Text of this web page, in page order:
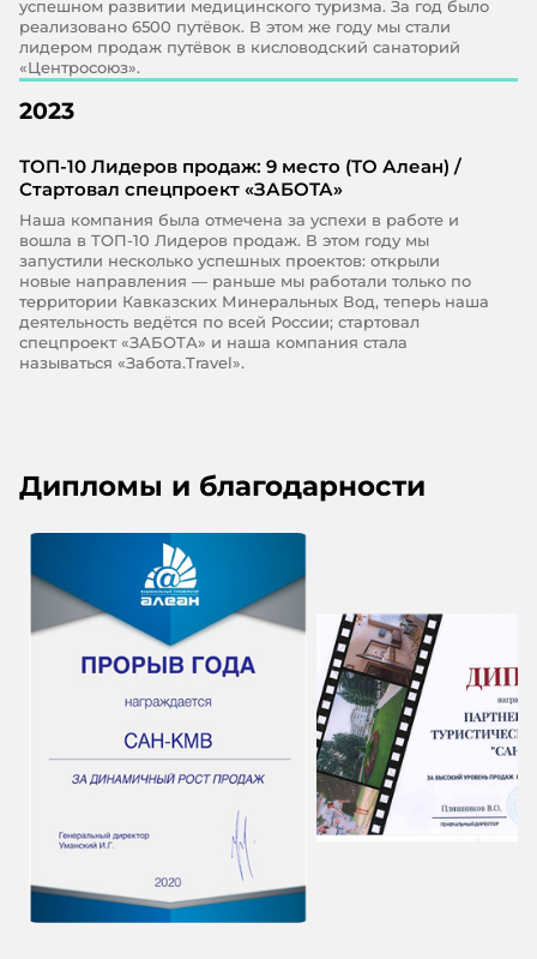
успешном развитии медицинского туризма. За год было
реализовано 6500 путёвок. В этом же году мы стали
лидером продаж путёвок в кисловодский санаторий
«Центросоюз».
2023
ТОП-10 Лидеров продаж: 9 место (ТО Алеан) /
Стартовал спецпроект «ЗАБОТА»
Наша компания была отмечена за успехи в работе и
вошла в ТОП-10 Лидеров продаж. В этом году мы
запустили несколько успешных проектов: открыли
новые направления — раньше мы работали только по
территории Кавказских Минеральных Вод, теперь наша
деятельность ведётся по всей России; стартовал
спецпроект «ЗАБОТА» и наша компания стала
называться «Забота.Travel».
Дипломы и благодарности